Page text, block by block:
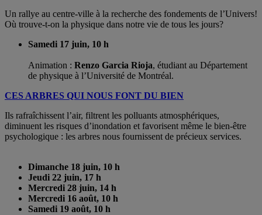
Un rallye au centre-ville à la recherche des fondements de l’Univers!
Où trouve-t-on la physique dans notre vie de tous les jours?
Samedi 17 juin, 10 h
Animation : Renzo Garcia Rioja, étudiant au Département
de physique à l’Université de Montréal.
CES ARBRES QUI NOUS FONT DU BIEN
Ils rafraîchissent l’air, filtrent les polluants atmosphériques,
diminuent les risques d’inondation et favorisent même le bien-être
psychologique : les arbres nous fournissent de précieux services.
Dimanche 18 juin, 10 h
Jeudi 22 juin, 17 h
Mercredi 28 juin, 14 h
Mercredi 16 août, 10 h
Samedi 19 août, 10 h